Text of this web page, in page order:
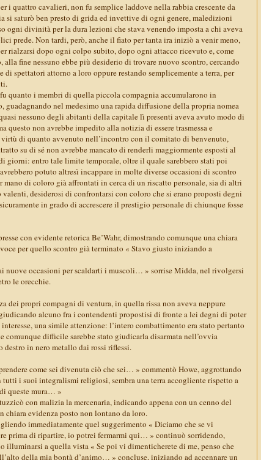
i quattro cavalieri, non fu semplice laddove nella rabbia crescente da
si saturò ben presto di grida ed invettive di ogni genere, maledizioni
ogni divinità per la dura lezioni che stava venendo imposta a chi aveva
prede. Non tardi, però, anche il fiato per tanta ira iniziò a venir meno,
rialzarsi dopo ogni colpo subito, dopo ogni attacco ricevuto e, come
fine nessuno ebbe più desiderio di trovare nuovo scontro, cercando
spettatori attorno a loro oppure restando semplicemente a terra, per
quanto i membri di quella piccola compagnia accumularono in
guadagnando nel medesimo una rapida diffusione della propria nomea
nessuno degli abitanti della capitale lì presenti aveva avuto modo di
questo non avrebbe impedito alla notizia di essere trasmessa e
di quanto avvenuto nell’incontro con il comitato di benvenuto,
su di sé non avrebbe mancato di renderli maggiormente esposti al
giorni: entro tale limite temporale, oltre il quale sarebbero stati poi
potuto altresì incappare in molte diverse occasioni di scontro
di coloro già affrontati in cerca di un riscatto personale, sia di altri
desiderosi di confrontarsi con coloro che si erano proposti degni
in grado di accrescere il prestigio personale di chiunque fosse
con evidente retorica Be’Wahr, dimostrando comunque una chiara
per quello scontro già terminato « Stavo giusto iniziando a
nuove occasioni per scaldarti i muscoli… » sorrise Midda, nel rivolgersi
le orecchie.
dei propri compagni di ventura, in quella rissa non aveva neppure
alcuno fra i contendenti propostisi di fronte a lei degni di poter
una simile attenzione: l’intero combattimento era stato pertanto
comunque difficile sarebbe stato giudicarla disarmata nell’ovvia
destro in nero metallo dai rossi riflessi.
come sei divenuta ciò che sei… » commentò Howe, aggrottando
i suoi integralismi religiosi, sembra una terra accogliente rispetto a
queste mura… »
con malizia la mercenaria, indicando appena con un cenno del
chiara evidenza posto non lontano da loro.
immediatamente quel suggerimento « Diciamo che se vi
prima di ripartire, io potrei fermarmi qui… » continuò sorridendo,
illuminarsi a quella vista « Se poi vi dimenticherete di me, penso che
della mia bontà d’animo… » concluse, iniziando ad accennare un